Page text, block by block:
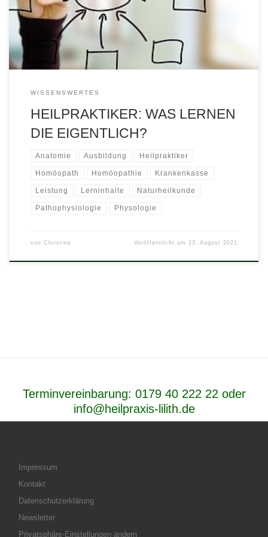
Energie und ein bisschen wie Voodoo und es hilft eigentlich nur,
wenn man dran […]
WISSENSWERTES
HEILPRAKTIKER: WAS LERNEN
DIE EIGENTLICH?
Anatomie Ausbildung Heilpraktiker
Homöopath Homöopathie Krankenkasse
Leistung Lerninhalte Naturheilkunde
Pathophysiologie Physologie
von Christine Veröffentlicht am 23. August 2021
Terminvereinbarung: 0179 40 222 22 oder
info@heilpraxis-lilith.de
Impressum
Kontakt
Datenschutzerklärung
Newsletter
Privatsphäre-Einstellungen ändern